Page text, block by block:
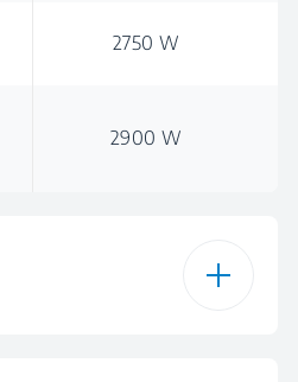
2750 W
2900 W